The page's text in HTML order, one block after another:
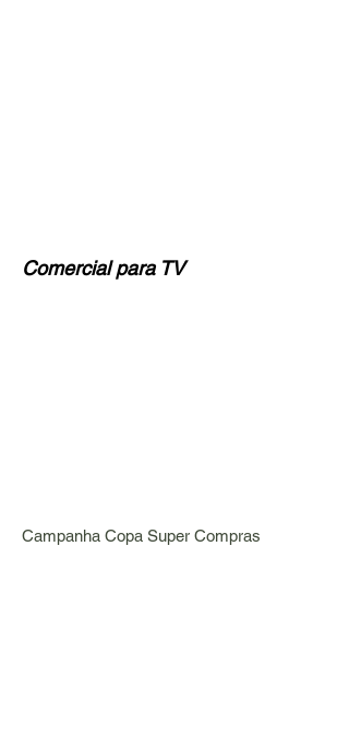
Comercial para TV
Campanha Copa Super Compras